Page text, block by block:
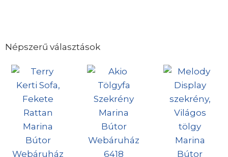
Népszerű választások